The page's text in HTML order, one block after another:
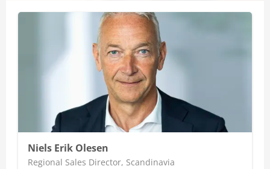
Niels Erik Olesen
Regional Sales Director, Scandinavia